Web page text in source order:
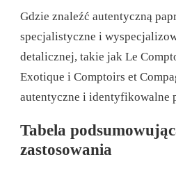
Gdzie znaleźć autentyczną
specjalistyczne i
detalicznej, takie jak Le
Exotique i Comptoirs et
autentyczne i identyfikowalne
Tabela
zastosowania